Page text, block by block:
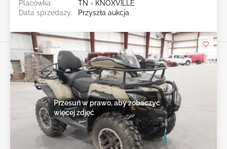
Placówka:
TN - KNOXVILLE
Data sprzedaży:
Przyszła aukcja
Przesuń w prawo, aby zobaczyć
więcej zdjęć